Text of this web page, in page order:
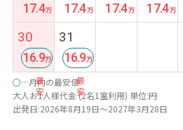
17.4 17.4 17.4 17.4
30
最
安
16.9
31
最
安
16.9
○…月内の最安値
大人お1人様代金 (2名1室利用) 単位:円
出発日:2026年8月19日～2027年3月28日